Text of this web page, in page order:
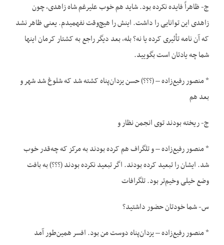
ج- ظاهراً فایده نکرده بود. شاید هم خوب علیرغم شاه زاهدی، چون
زاهدی این توانایی را داشت. اینش را هیچ‌وقت نفهمیدم. یعنی ظاهر نشد
که آن نامه تأثیری کرده یا نه؟ بله، بعد دیگر راجع به کشتار کرمان اینها
شما چه یادتان است بگویید.
* منصور رفیع‌زاده – (؟؟؟) حسن یزدان‌پناه کشته شد که شلوغ شد شهر و
بعد هم
ج- ریخته بودند توی انجمن نظار و
* منصور رفیع‌زاده – و تلگراف هم کرده بودند به مرکز که چه‌قدر خوب
شد. ایشان را تبعید کرده بودند. اگر تبعید نکرده بودند (؟؟؟) به بافت
وضع خیلی وخیم‌تر بود. تلگرافات
س- شما خودتان حضور داشتید؟
* منصور رفیع‌زاده – یزدان‌پناه دوست من بود. افسر همین‌طور آمد